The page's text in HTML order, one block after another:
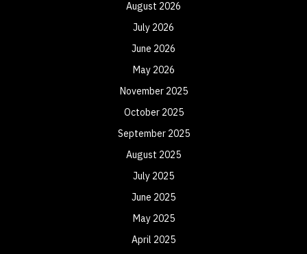
August 2026
July 2026
June 2026
May 2026
November 2025
October 2025
September 2025
August 2025
July 2025
June 2025
May 2025
April 2025